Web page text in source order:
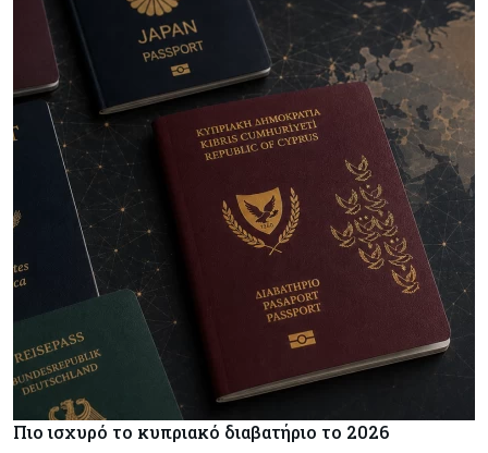
Πιο ισχυρό το κυπριακό διαβατήριο το 2026